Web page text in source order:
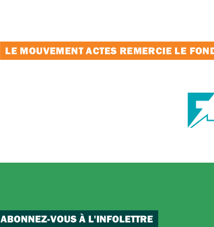
LE MOUVEMENT ACTES REMERCIE LE
ABONNEZ-VOUS À L'INFOLETTRE